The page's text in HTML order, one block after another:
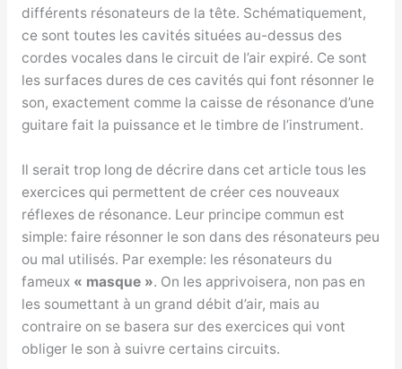
différents résonateurs de la tête. Schématiquement,
ce sont toutes les cavités situées au-dessus des
cordes vocales dans le circuit de l’air expiré. Ce sont
les surfaces dures de ces cavités qui font résonner le
son, exactement comme la caisse de résonance d’une
guitare fait la puissance et le timbre de l’instrument.
Il serait trop long de décrire dans cet article tous les
exercices qui permettent de créer ces nouveaux
réflexes de résonance. Leur principe commun est
simple: faire résonner le son dans des résonateurs peu
ou mal utilisés. Par exemple: les résonateurs du
fameux « masque ». On les apprivoisera, non pas en
les soumettant à un grand débit d’air, mais au
contraire on se basera sur des exercices qui vont
obliger le son à suivre certains circuits.